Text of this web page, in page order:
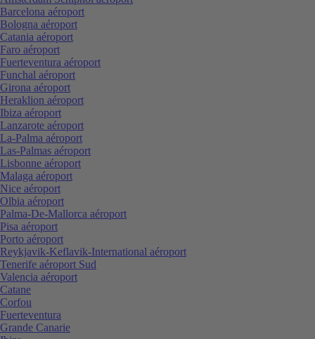
Barcelona aéroport
Bologna aéroport
Catania aéroport
Faro aéroport
Fuerteventura aéroport
Funchal aéroport
Girona aéroport
Heraklion aéroport
Ibiza aéroport
Lanzarote aéroport
La-Palma aéroport
Las-Palmas aéroport
Lisbonne aéroport
Malaga aéroport
Nice aéroport
Olbia aéroport
Palma-De-Mallorca aéroport
Pisa aéroport
Porto aéroport
Reykjavik-Keflavik-International aéroport
Tenerife aéroport Sud
Valencia aéroport
Catane
Corfou
Fuerteventura
Grande Canarie